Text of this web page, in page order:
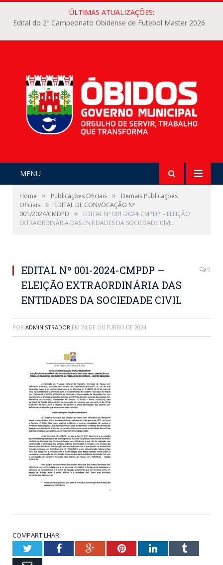
ÚLTIMAS ATUALIZAÇÕES:
Edital do 2º Campeonato Obidense de Futebol Master 2026
MENU
Home » Publicações Oficiais »
Demais Publicações
Oficiais »
EDITAL DE CONVOCAÇÃO Nº
001/2024/CMDPD
»
EDITAL Nº 001-2024-CMPDP – ELEIÇÃO
EXTRAORDINÁRIA DAS ENTIDADES DA SOCIEDADE CIVIL
EDITAL Nº 001-2024-CMPDP –
ELEIÇÃO EXTRAORDINÁRIA DAS
ENTIDADES DA SOCIEDADE CIVIL
0
POR ADMINISTRADOR EM 24 DE OUTUBRO DE 2024
COMPARTILHAR:
TwitterFacebookGoogle+PinterestLinkedInTumblr